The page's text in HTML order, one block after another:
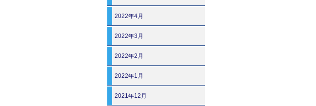
2022年4月
2022年3月
2022年2月
2022年1月
2021年12月